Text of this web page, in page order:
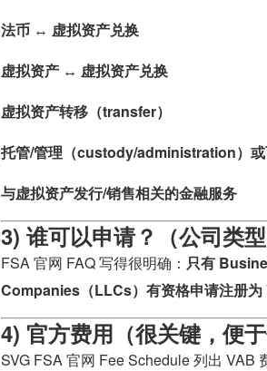
法币 ↔ 虚拟资产兑换
虚拟资产 ↔ 虚拟资产兑换
虚拟资产转移（transfer）
托管/管理（custody/administration）
与虚拟资产发行/销售相关的金融服务
3) 谁可以申请？（公司类
FSA 官网 FAQ 写得很明确： 只有
Companies（LLCs）有资格申请注册为
4) 官方费用（很关键，便
SVG FSA 官网 Fee Schedule 列出 VAB